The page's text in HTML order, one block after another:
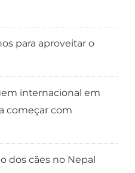
para aproveitar o
internacional em
começar com
dos cães no Nepal